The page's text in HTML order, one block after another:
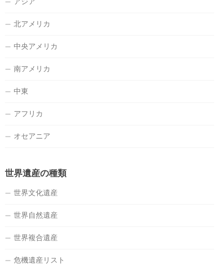
北アメリカ
中央アメリカ
南アメリカ
中東
アフリカ
オセアニア
世界遺産の種類
世界文化遺産
世界自然遺産
世界複合遺産
危機遺産リスト